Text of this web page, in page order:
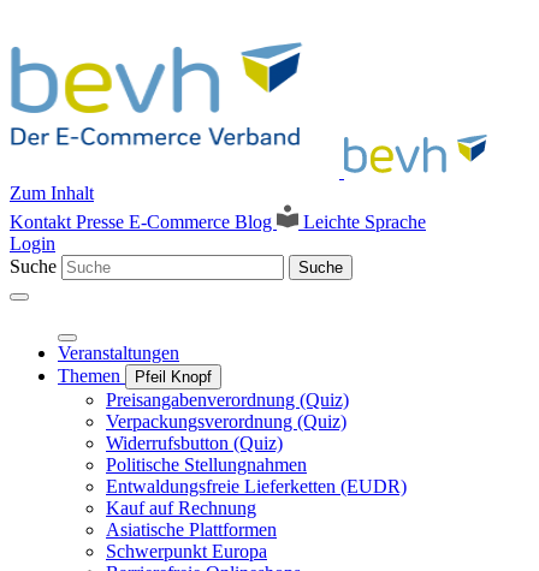
Zum Inhalt
Kontakt Presse E-Commerce Blog
Leichte Sprache
Login
Suche
Suche
Veranstaltungen
Themen
Pfeil Knopf
Preisangabenverordnung (Quiz)
Verpackungsverordnung (Quiz)
Widerrufsbutton (Quiz)
Politische Stellungnahmen
Entwaldungsfreie Lieferketten (EUDR)
Kauf auf Rechnung
Asiatische Plattformen
Schwerpunkt Europa